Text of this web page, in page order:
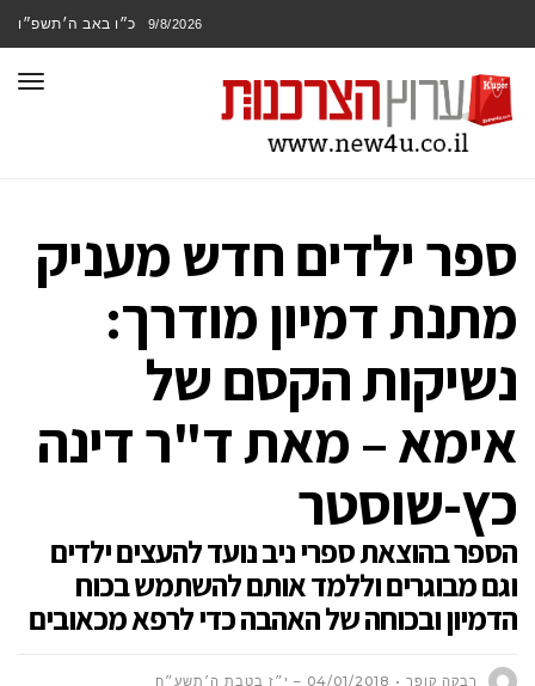
9/8/2026 כ״ו באב ה׳תשפ״ו
ספר ילדים חדש מעניק
מתנת דמיון מודרך:
נשיקות הקסם של
אימא – מאת ד"ר דינה
כץ-שוסטר
הספר בהוצאת ספרי ניב נועד להעצים ילדים
וגם מבוגרים וללמד אותם להשתמש בכוח
הדמיון ובכוחה של האהבה כדי לרפא מכאובים
רבקה קופר 04/01/2018 – י״ז בטבת ה׳תשע״ח